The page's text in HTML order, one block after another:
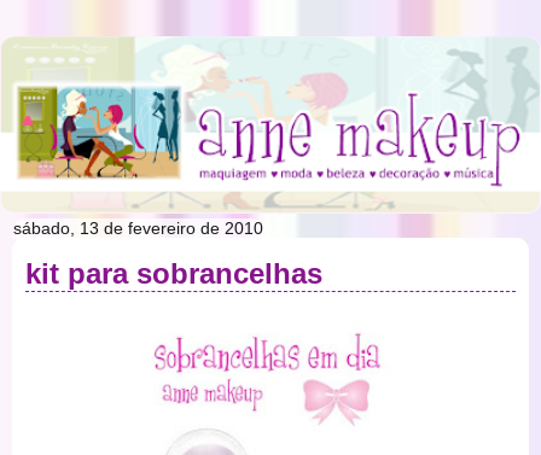
sábado, 13 de fevereiro de 2010
kit para sobrancelhas